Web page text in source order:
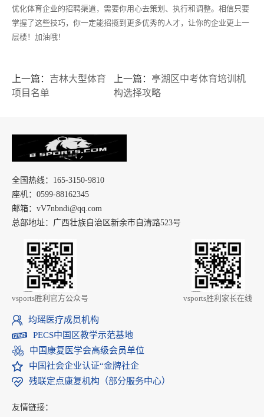
优化体育企业的招聘渠道，需要你用心去策划、执行和调整。相信只要
掌握了这些技巧，你一定能招揽到更多优秀的人才，让你的企业更上一
层楼！加油哦！
上一篇： 吉林大型体育
项目名单
上一篇： 亭湖区中考体育培训机
构选择攻略
全国热线：165-3150-9810
座机：0599-88162345
邮箱：vV7nbndi@qq.com
总部地址：广西壮族自治区新余市自清路523号
vsports胜利官方公众号 vsports胜利家长在线
均瑶医疗成员机构
PECS中国区教学示范基地
中国康复医学会高级会员单位
中国社会企业认证“金牌社企
残联定点康复机构（部分服务中心）
友情链接：